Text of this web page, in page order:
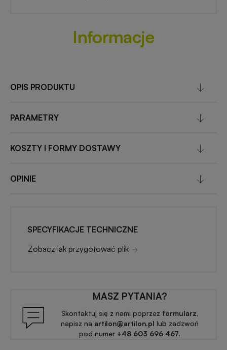
Informacje
OPIS PRODUKTU
PARAMETRY
KOSZTY I FORMY DOSTAWY
OPINIE
SPECYFIKACJE TECHNICZNE
Zobacz jak przygotować plik
MASZ PYTANIA?
Skontaktuj się z nami poprzez formularz,
napisz na artilon@artilon.pl lub zadzwoń
pod numer +48 603 696 467.